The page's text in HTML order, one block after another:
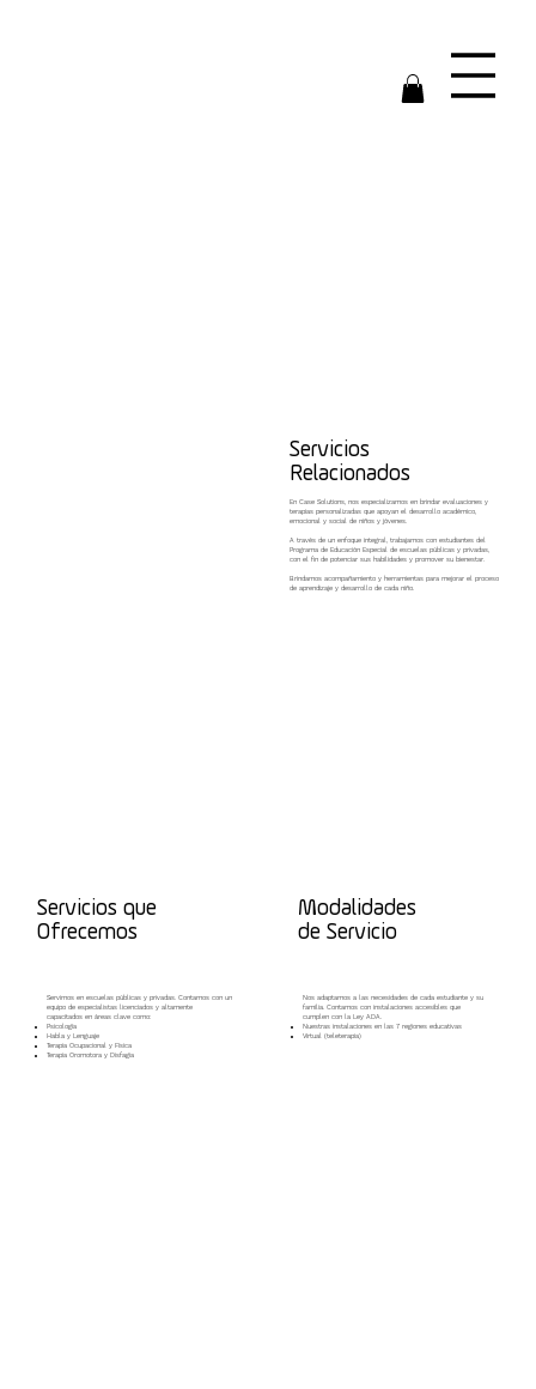
Servicios
Relacionados
En Case Solutions, nos especializamos en brindar evaluaciones y
terapias personalizadas que apoyan el desarrollo académico,
emocional y social de niños y jóvenes.
A través de un enfoque integral, trabajamos con estudiantes del
Programa de Educación Especial de escuelas públicas y privadas,
con el fin de potenciar sus habilidades y promover su bienestar.
Brindamos acompañamiento y herramientas para mejorar el proceso
de aprendizaje y desarrollo de cada niño.
Servicios que
Ofrecemos
Servimos en escuelas públicas y privadas. Contamos con un
equipo de especialistas licenciados y altamente
capacitados en áreas clave como:
Psicología
Habla y Lenguaje
Terapia Ocupacional y Física
Terapia Oromotora y Disfagia
Modalidades
de Servicio
Nos adaptamos a las necesidades de cada estudiante y su
familia. Contamos con instalaciones accesibles que
cumplen con la Ley ADA.
Nuestras instalaciones en las 7 regiones educativas
Virtual (teleterapia)